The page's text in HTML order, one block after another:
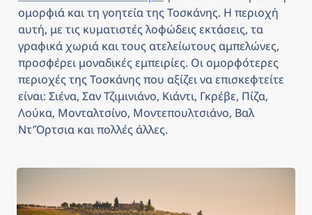
ομορφιά και τη γοητεία της Τοσκάνης. Η περιοχή
αυτή, με τις κυματιστές λοφώδεις εκτάσεις, τα
γραφικά χωριά και τους ατελείωτους αμπελώνες,
προσφέρει μοναδικές εμπειρίες. Οι ομορφότερες
περιοχές της Τοσκάνης που αξίζει να επισκεφτείτε
είναι: Σιένα, Σαν Τζιμινιάνο, Κιάντι, Γκρέβε, Πίζα,
Λούκα, Μονταλτσίνο, Μοντεπουλτσιάνο, Βαλ
Ντ’Όρτσια και πολλές άλλες.